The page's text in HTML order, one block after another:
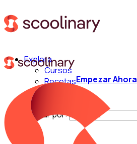
Explora
Cursos
Recetas
Buscar por:
Empezar Ahora